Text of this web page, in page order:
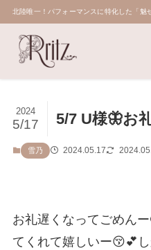
北陸唯一！パフォーマンスに特化した「
5/7 U様🦋お
2024
5/17
雪乃 2024.05.17
お礼遅くなってごめん
てくれて嬉しいー😚💕